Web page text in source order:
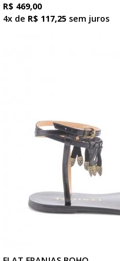
R$ 469,00
4x de R$ 117,25 sem juros